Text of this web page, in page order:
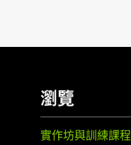
瀏覽
實作坊與訓練課程